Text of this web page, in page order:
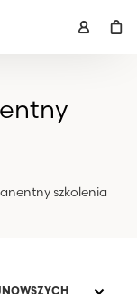
szkolenia